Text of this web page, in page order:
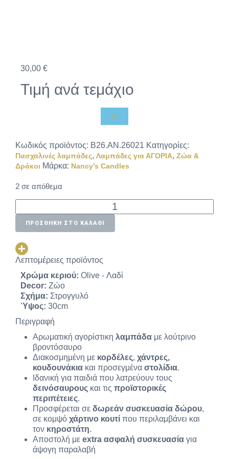
30,00 €
Τιμή ανά τεμάχιο
Κωδικός προϊόντος: B26.AN.26021 Κατηγορίες:
Πασχαλινές λαμπάδες, Λαμπάδες για ΑΓΟΡΙΑ, Ζώα &
Δράκοι Μάρκα: Nancy's Candles
2 σε απόθεμα
ΠΡΟΣΘΉΚΗ ΣΤΟ ΚΑΛΆΘΙ
Λεπτομέρειες προϊόντος
Χρώμα κεριού: Olive - Λαδί
Decor: Ζώο
Σχήμα: Στρογγυλό
Ύψος: 30cm
Περιγραφή
Αρωματική αγορίστικη λαμπάδα με λούτρινο
βροντόσαυρο
Διακοσμημένη με κορδέλες, χάντρες,
κουδουνάκια και προσεγμένα στολίδια.
Ιδανική για παιδιά που λατρεύουν τους
δεινόσαυρους και τις προϊστορικές
περιπέτειες.
Προσφέρεται σε δωρεάν συσκευασία δώρου,
σε κομψό χάρτινο κουτί που περιλαμβάνει και
τον κηροστάτη.
Αποστολή με extra ασφαλή συσκευασία για
άψογη παραλαβή